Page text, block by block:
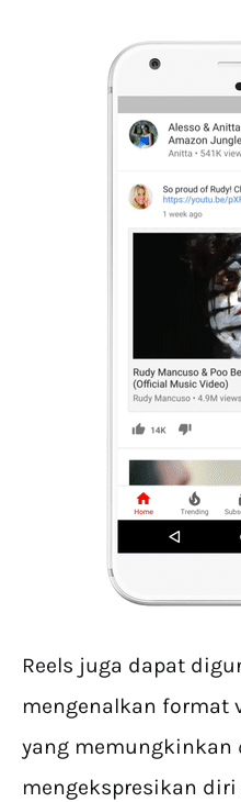
Reels juga dapat
mengenalkan format
yang memungkinkan
mengekspresikan